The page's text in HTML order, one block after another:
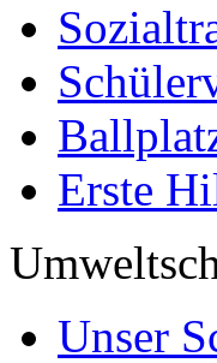
Erste
Unser